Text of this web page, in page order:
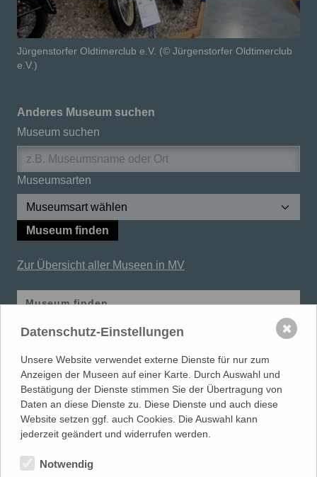
Jürgenstorfer Oldtimerclub e.V. (© Jürgenstorfer Oldtimerclub
e.V.)
Anderes Museum suchen
Museum suchen
Museumsarten
Museum finden
Zur Übersicht aller Museen in MV
Museum finden
Schule im Museum
Lehrerfortbildungen
MUSEUMSVERBANDin Mecklenburg-Vorpommern e.V.
Datenschutz-Einstellungen
Unsere Website verwendet externe Dienste für nur zum
Anzeigen der Museen auf einer Karte. Durch Auswahl und
Bestätigung der Dienste stimmen Sie der Übertragung von
Daten an diese Dienste zu. Diese Dienste und auch diese
Website setzen ggf. auch Cookies. Die Auswahl kann
jederzeit geändert und widerrufen werden.
Notwendig
✖